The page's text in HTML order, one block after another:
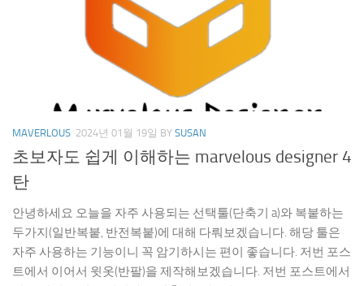
MAVERLOUS 2024년 01월 19일 BY SUSAN
초보자도 쉽게 이해하는 marvelous designer 4
탄
안녕하세요 오늘을 자주 사용되는 선택툴(단축기 a)와 복붙하는
두가지(일반복붙, 반전복붙)에 대해 다뤄보겠습니다. 해당 툴은
자주 사용하는 기능이니 꼭 암기하시는 편이 좋습니다. 저번 포스
트에서 이어서 윗옷(반팔)을 제작해보겠습니다. 저번 포스트에서